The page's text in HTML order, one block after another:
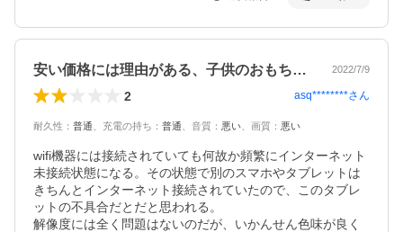
安い価格には理由がある、子供のおもちゃ。 2022/7/9
2 asq********さん
耐久性 ： 普通 充電の持ち ： 普通 音質 ： 悪い 画質 ： 悪い
wifi機器には接続されていても何故か頻繁にインターネット
未接続状態になる。その状態で別のスマホやタブレットは
きちんとインターネット接続されていたので、このタブレ
ットの不具合だとだと思われる。
解像度には全く問題はないのだが、いかんせん色味が良く